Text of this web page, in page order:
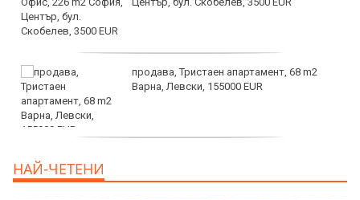
продава, Тристаен апартамент, 68 m2
Варна, Левски, 155000 EUR
НАЙ-ЧЕТЕНИ